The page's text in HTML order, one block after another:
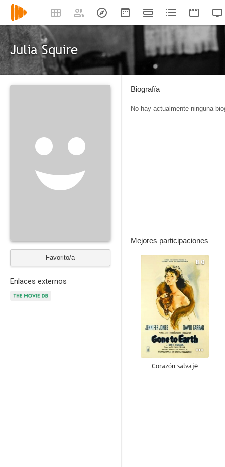
Julia Squire
Favorito/a
Enlaces externos
Biografía
No hay actualmente ninguna
Mejores participaciones
8.0
Corazón salvaje